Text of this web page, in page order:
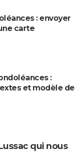
: envoyer
carte
:
et modèle de
qui nous